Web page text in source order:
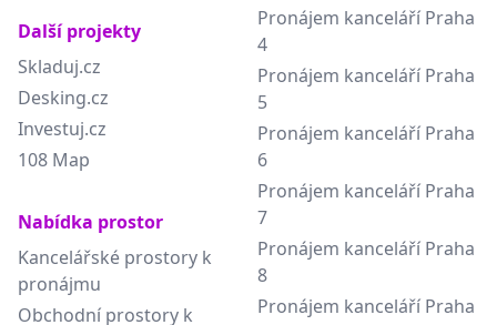
Další projekty
Skladuj.cz
Desking.cz
Investuj.cz
108 Map
Nabídka prostor
Kancelářské prostory k
pronájmu
Obchodní prostory k
Pronájem kanceláří Praha
4
Pronájem kanceláří Praha
5
Pronájem kanceláří Praha
6
Pronájem kanceláří Praha
7
Pronájem kanceláří Praha
8
Pronájem kanceláří Praha